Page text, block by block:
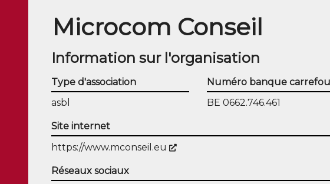
Microcom Conseil
Information sur l'organisation
Type d'association
asbl
Numéro banque
BE 0662.746.461
Site internet
https://www.mconseil.eu
(Nouvelle fenêtre)
Réseaux sociaux